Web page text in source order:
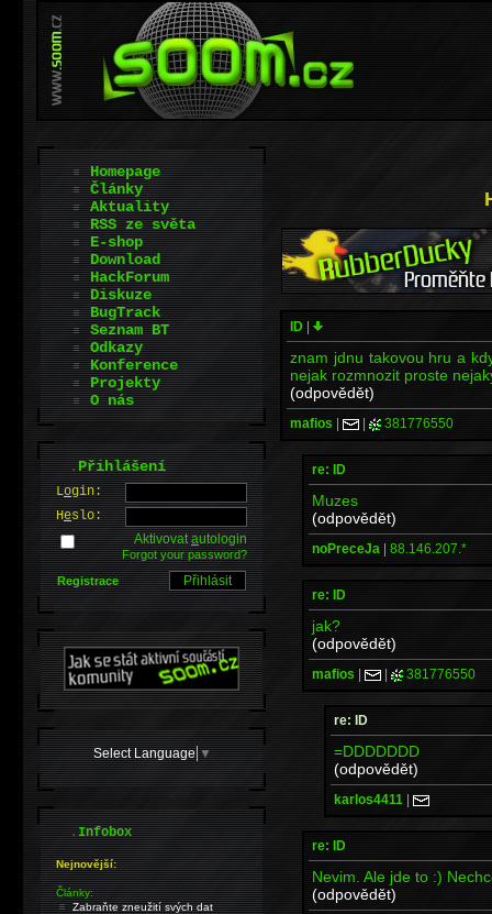
ID |
znam jdnu takovou hru a
nejak rozmnozit proste
(odpovědět)
mafios | | 381776550
re: ID
Muzes
(odpovědět)
noPreceJa | 88.146.207.*
re: ID
jak?
(odpovědět)
mafios | | 381776550
re: ID
=DDDDDDD
(odpovědět)
karlos4411 |
re: ID
Nevim. Ale jde to :)
(odpovědět)
Homepage
Články
Aktuality
RSS ze světa
E-shop
Download
HackForum
Diskuze
BugTrack
Seznam BT
Odkazy
Konference
Projekty
O nás
.Přihlášení
Login:
Heslo:
Aktivovatautologin
Forgot your password?
Registrace
Select Language ▼
.Infobox
Nejnovější:
Články:
Zabraňte zneužití svých dat